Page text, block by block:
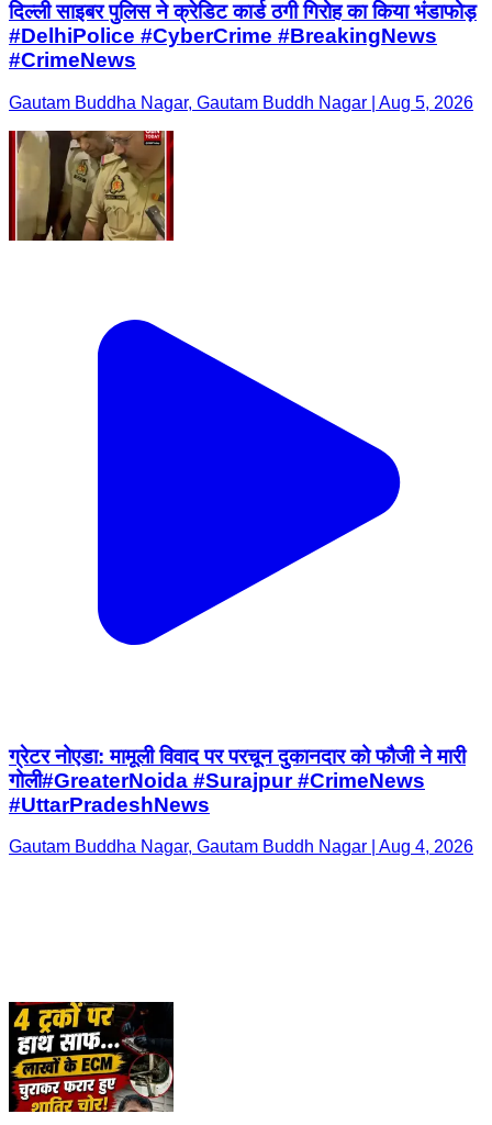
दिल्ली साइबर पुलिस ने क्रेडिट कार्ड ठगी गिरोह का किया भंडाफोड़
#DelhiPolice #CyberCrime #BreakingNews
#CrimeNews
Gautam Buddha Nagar, Gautam Buddh Nagar | Aug 5, 2026
ग्रेटर नोएडा: मामूली विवाद पर परचून दुकानदार को फौजी ने मारी
गोली ​#GreaterNoida #Surajpur #CrimeNews
#UttarPradeshNews
Gautam Buddha Nagar, Gautam Buddh Nagar | Aug 4, 2026